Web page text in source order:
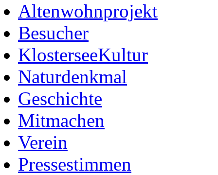
Altenwohnprojekt
Besucher
KlosterseeKultur
Naturdenkmal
Geschichte
Mitmachen
Verein
Pressestimmen